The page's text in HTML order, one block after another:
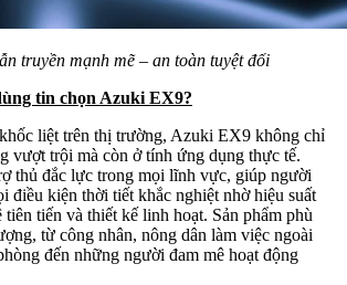
truyền mạnh mẽ – an toàn tuyệt đối
tin chọn Azuki EX9?
liệt trên thị trường, Azuki EX9 không chỉ
vượt trội mà còn ở tính ứng dụng thực tế.
thủ đắc lực trong mọi lĩnh vực, giúp người
điều kiện thời tiết khắc nghiệt nhờ hiệu suất
tiến và thiết kế linh hoạt. Sản phẩm phù
từ công nhân, nông dân làm việc ngoài
đến những người đam mê hoạt động